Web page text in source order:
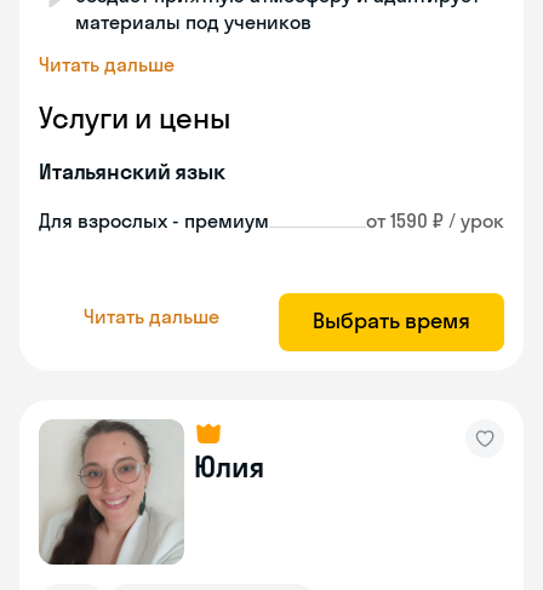
материалы под учеников
Читать дальше
Услуги и цены
Итальянский язык
Для взрослых - премиум от 1590 ₽ / урок
Читать дальше Выбрать время
Юлия